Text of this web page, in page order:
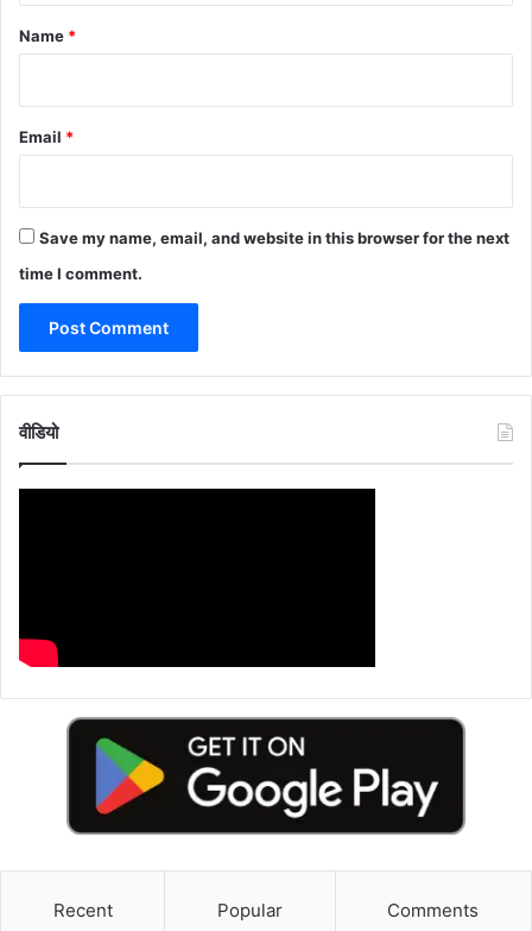
*
Name *
Email *
Save my name, email, and website in this browser for the next
time I comment.
वीडियो
Recent Popular Comments